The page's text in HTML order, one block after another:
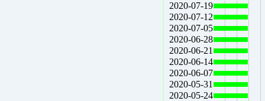
2020-07-19
2020-07-12
2020-07-05
2020-06-28
2020-06-21
2020-06-14
2020-06-07
2020-05-31
2020-05-24